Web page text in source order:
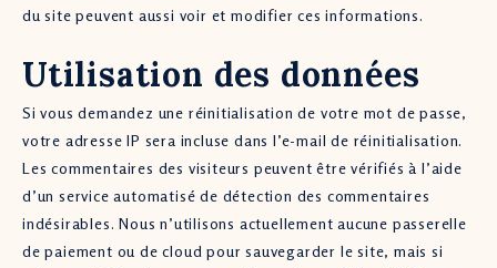
du site peuvent aussi voir et modifier ces informations.
Utilisation des données
Si vous demandez une réinitialisation de votre mot de passe,
votre adresse IP sera incluse dans l’e-mail de réinitialisation.
Les commentaires des visiteurs peuvent être vérifiés à l’aide
d’un service automatisé de détection des commentaires
indésirables. Nous n’utilisons actuellement aucune passerelle
de paiement ou de cloud pour sauvegarder le site, mais si